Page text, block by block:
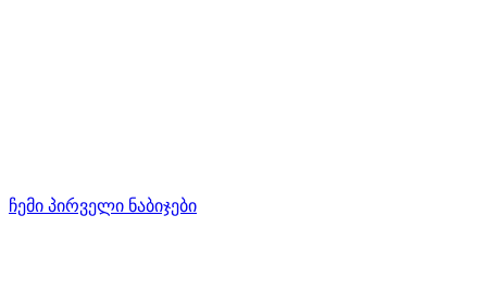
ჩემი პირველი ნაბიჯები